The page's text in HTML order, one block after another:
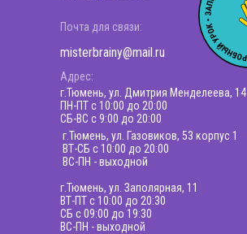
г.Тюмень, ул. Дмитрия Менделеева, 14
ПН-ПТ c 10:00 до 20:00
СБ-ВС с 9:00 до 20:00
Почта для связи:
Адрес:
г.Тюмень, ул. Газовиков, 53 корпус 1
ВТ-СБ с 10:00 до 20:00
ВС-ПН - выходной
г.Тюмень, ул. Заполярная, 11
ВТ-ПТ с 10:00 до 20:30
СБ с 09:00 до 19:30
ВС-ПН - выходной
misterbrainy@mail.ru